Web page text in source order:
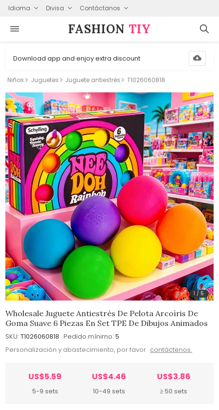
Idioma Divisa Contáctanos
FASHION⁠ TIY
Download app and enjoy extra discount
Niños Juguetes Juguete antiestrés T1026060818
1 / 5
Wholesale Juguete Antiestrés De Pelota Arcoíris De
Goma Suave 6 Piezas En Set TPE De Dibujos Animados
SKU: T1026060818 Pedido mínimo: 5
Personalización y abastecimiento, por favor contáctenos.
US$5.59
5-9 sets
US$4.46
10-49 sets
US$3.86
≥ 50 sets